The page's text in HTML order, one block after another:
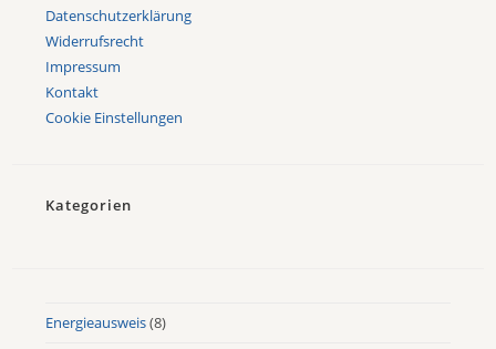
Datenschutzerklärung
Widerrufsrecht
Impressum
Kontakt
Cookie Einstellungen
Kategorien
Energieausweis(8)